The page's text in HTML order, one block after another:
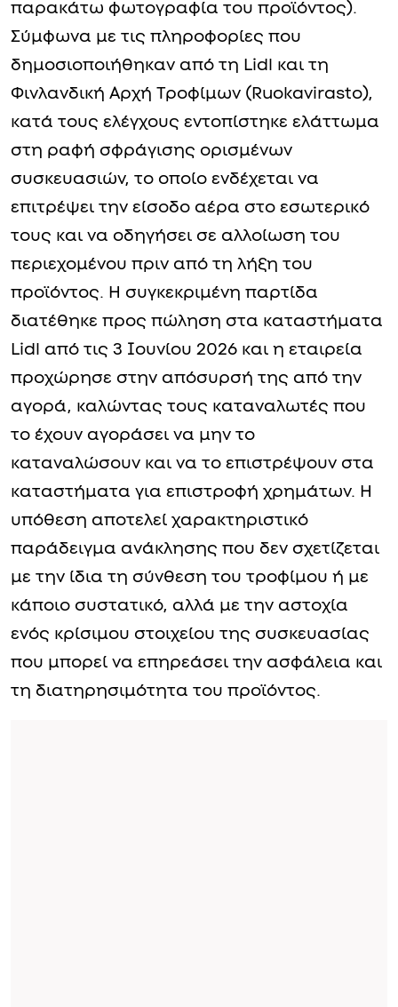
παρακάτω φωτογραφία του προϊόντος).
Σύμφωνα με τις πληροφορίες που
δημοσιοποιήθηκαν από τη Lidl και τη
Φινλανδική Αρχή Τροφίμων (Ruokavirasto),
κατά τους ελέγχους εντοπίστηκε ελάττωμα
στη ραφή σφράγισης ορισμένων
συσκευασιών, το οποίο ενδέχεται να
επιτρέψει την είσοδο αέρα στο εσωτερικό
τους και να οδηγήσει σε αλλοίωση του
περιεχομένου πριν από τη λήξη του
προϊόντος. Η συγκεκριμένη παρτίδα
διατέθηκε προς πώληση στα καταστήματα
Lidl από τις 3 Ιουνίου 2026 και η εταιρεία
προχώρησε στην απόσυρσή της από την
αγορά, καλώντας τους καταναλωτές που
το έχουν αγοράσει να μην το
καταναλώσουν και να το επιστρέψουν στα
καταστήματα για επιστροφή χρημάτων. Η
υπόθεση αποτελεί χαρακτηριστικό
παράδειγμα ανάκλησης που δεν σχετίζεται
με την ίδια τη σύνθεση του τροφίμου ή με
κάποιο συστατικό, αλλά με την αστοχία
ενός κρίσιμου στοιχείου της συσκευασίας
που μπορεί να επηρεάσει την ασφάλεια και
τη διατηρησιμότητα του προϊόντος.